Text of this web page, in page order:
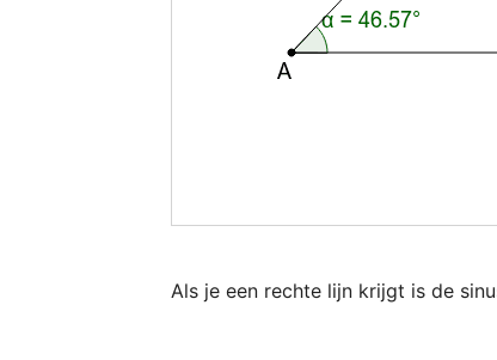
Als je een rechte lijn krijgt is de